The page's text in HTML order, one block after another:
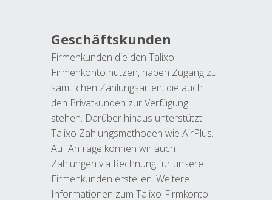
Geschäftskunden
Firmenkunden die den Talixo-
Firmenkonto nutzen, haben Zugang zu
sämtlichen Zahlungsarten, die auch
den Privatkunden zur Verfügung
stehen. Darüber hinaus unterstützt
Talixo Zahlungsmethoden wie AirPlus.
Auf Anfrage können wir auch
Zahlungen via Rechnung für unsere
Firmenkunden erstellen. Weitere
Informationen zum Talixo-Firmkonto